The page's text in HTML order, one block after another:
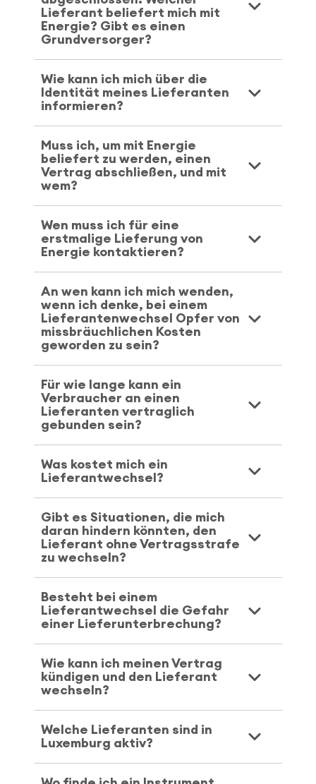
Lieferant beliefert mich mit
Energie? Gibt es einen
Grundversorger?
Wie kann ich mich über die
Identität meines Lieferanten
informieren?
Muss ich, um mit Energie
beliefert zu werden, einen
Vertrag abschließen, und mit
wem?
Wen muss ich für eine
erstmalige Lieferung von
Energie kontaktieren?
An wen kann ich mich wenden,
wenn ich denke, bei einem
Lieferantenwechsel Opfer von
missbräuchlichen Kosten
geworden zu sein?
Für wie lange kann ein
Verbraucher an einen
Lieferanten vertraglich
gebunden sein?
Was kostet mich ein
Lieferantwechsel?
Gibt es Situationen, die mich
daran hindern könnten, den
Lieferant ohne Vertragsstrafe
zu wechseln?
Besteht bei einem
Lieferantwechsel die Gefahr
einer Lieferunterbrechung?
Wie kann ich meinen Vertrag
kündigen und den Lieferant
wechseln?
Welche Lieferanten sind in
Luxemburg aktiv?